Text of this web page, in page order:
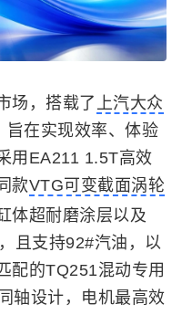
场，搭载了 上汽大众
旨在实现效率、体验
用EA211 1.5T高效
同款VTG可变截面涡轮
体超耐磨涂层以及
且支持92#汽油，以
配的TQ251混动专用
轴设计，电机最高效